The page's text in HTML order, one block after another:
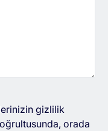
gizlilik
orada